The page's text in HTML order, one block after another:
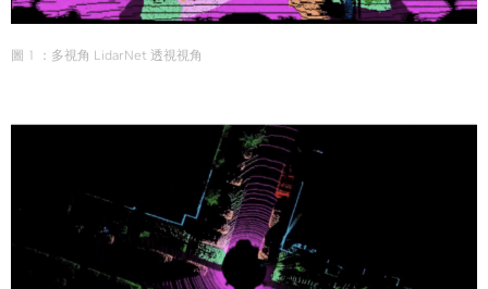
圖 1 ：多視角 LidarNet 透視視角